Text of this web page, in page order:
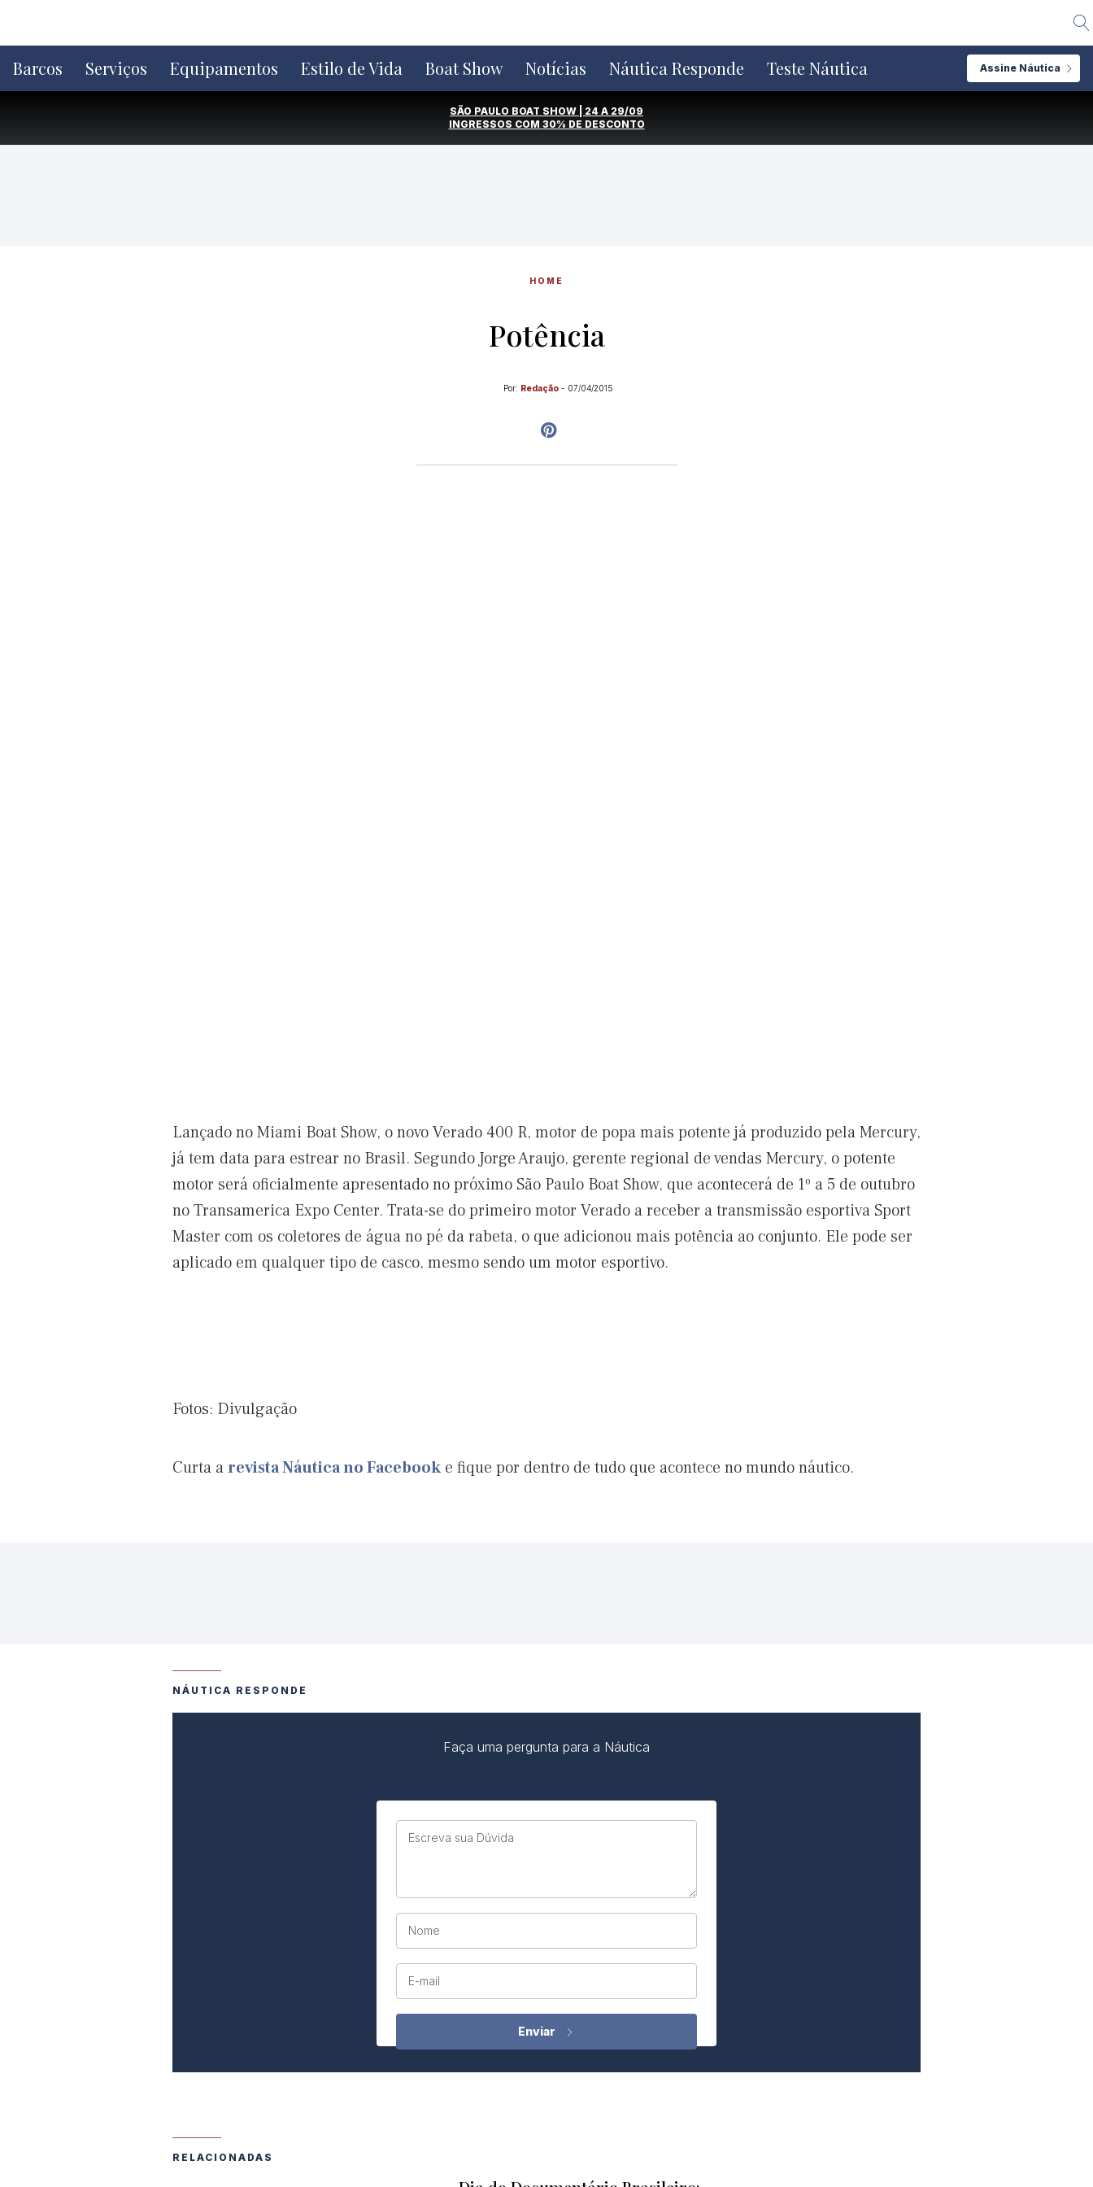
o
conteúdo
Barcos Serviços Equipamentos Estilo de Vida Boat Show Notícias Náutica Responde Teste Náutica Assine Náutica
SÃO PAULO BOAT SHOW | 24 A 29/09
INGRESSOS COM 30% DE DESCONTO
HOME
Potência
Por: Redação - 07/04/2015
Lançado no Miami Boat Show, o novo Verado 400 R, motor de popa mais potente já produzido pela Mercury,
já tem data para estrear no Brasil. Segundo Jorge Araujo, gerente regional de vendas Mercury, o potente
motor será oficialmente apresentado no próximo São Paulo Boat Show, que acontecerá de 1º a 5 de outubro
no Transamerica Expo Center. Trata-se do primeiro motor Verado a receber a transmissão esportiva Sport
Master com os coletores de água no pé da rabeta, o que adicionou mais potência ao conjunto. Ele pode ser
aplicado em qualquer tipo de casco, mesmo sendo um motor esportivo.
Fotos: Divulgação
Curta arevista Náutica no Facebook e fique por dentro de tudo que acontece no mundo náutico.
NÁUTICA RESPONDE
Faça uma pergunta para a Náutica
Escreva sua Dúvida
Nome
E-mail
RELACIONADAS